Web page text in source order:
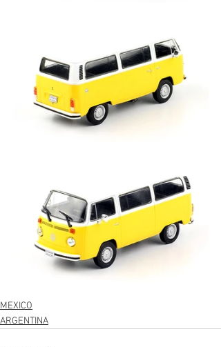
MEXICO
ARGENTINA